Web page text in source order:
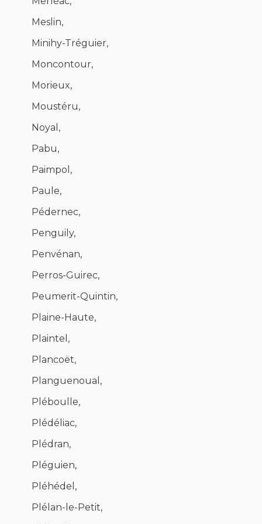
Meslin,
Minihy-Tréguier,
Moncontour,
Morieux,
Moustéru,
Noyal,
Pabu,
Paimpol,
Paule,
Pédernec,
Penguily,
Penvénan,
Perros-Guirec,
Peumerit-Quintin,
Plaine-Haute,
Plaintel,
Plancoët,
Planguenoual,
Pléboulle,
Plédéliac,
Plédran,
Pléguien,
Pléhédel,
Plélan-le-Petit,